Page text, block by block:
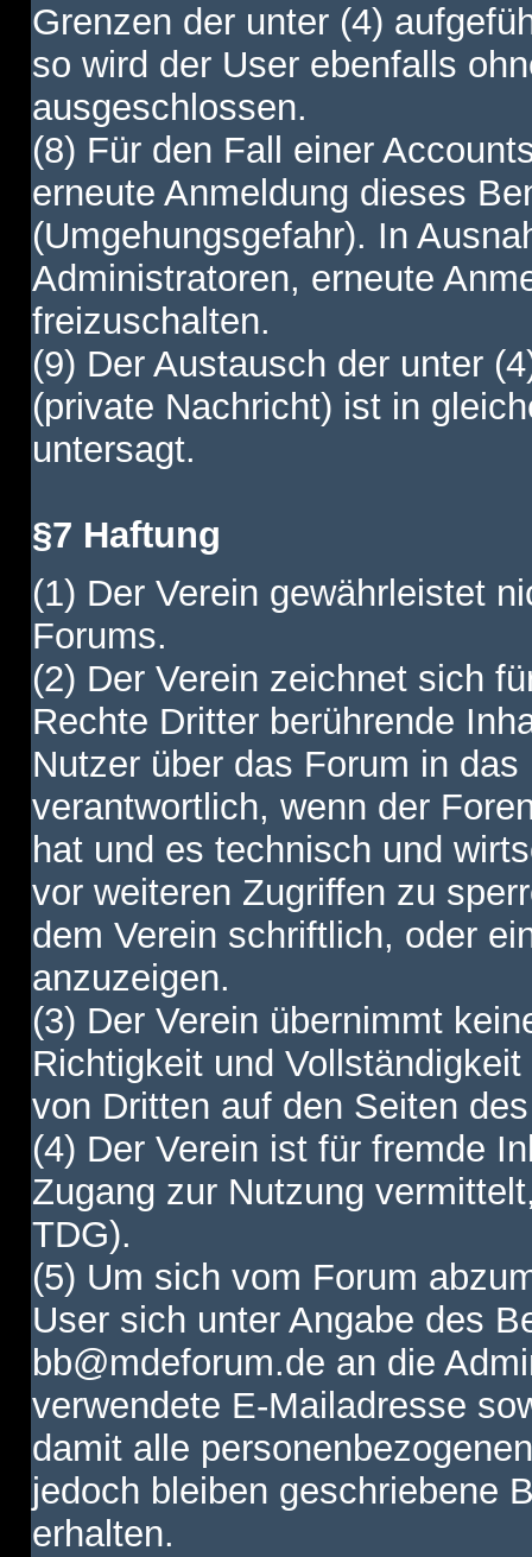
Grenzen der unter (4)
so wird der User ebenfalls
ausgeschlossen.
(8) Für den Fall einer
erneute Anmeldung dieses
(Umgehungsgefahr). In
Administratoren, erneute
freizuschalten.
(9) Der Austausch der unter
(private Nachricht) ist in
untersagt.
§7 Haftung
(1) Der Verein gewährleistet
Forums.
(2) Der Verein zeichnet sich
Rechte Dritter berührende
Nutzer über das Forum in
verantwortlich, wenn der
hat und es technisch und
vor weiteren Zugriffen zu
dem Verein schriftlich, oder
anzuzeigen.
(3) Der Verein übernimmt
Richtigkeit und
von Dritten auf den Seiten
(4) Der Verein ist für fremde
Zugang zur Nutzung
TDG).
(5) Um sich vom Forum
User sich unter Angabe des
bb@mdeforum.de an die
verwendete E-Mailadresse
damit alle
jedoch bleiben geschriebene
erhalten.